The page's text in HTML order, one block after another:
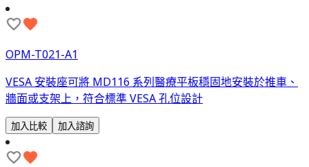
OPM-T021-A1
VESA 安裝座可將 MD116 系列醫療平板穩固地安裝於推車、
牆面或支架上，符合標準 VESA 孔位設計
加入比較 加入諮詢